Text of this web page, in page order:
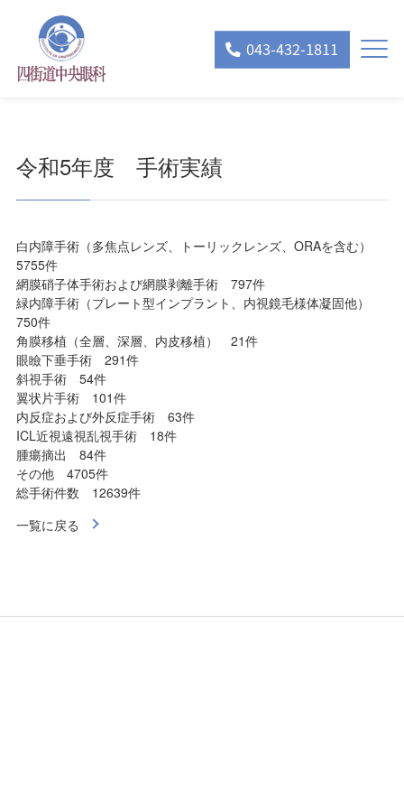
043-432-1811
令和5年度 手術実績
白内障手術（多焦点レンズ、トーリックレンズ、ORAを含む）
5755件
網膜硝子体手術および網膜剥離手術 797件
緑内障手術（プレート型インプラント、内視鏡毛様体凝固他）
750件
角膜移植（全層、深層、内皮移植） 21件
眼瞼下垂手術 291件
斜視手術 54件
翼状片手術 101件
内反症および外反症手術 63件
ICL近視遠視乱視手術 18件
腫瘍摘出 84件
その他 4705件
総手術件数 12639件
一覧に戻る